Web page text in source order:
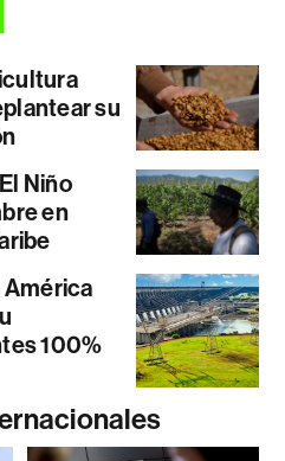
su
Niño
en
América
100%